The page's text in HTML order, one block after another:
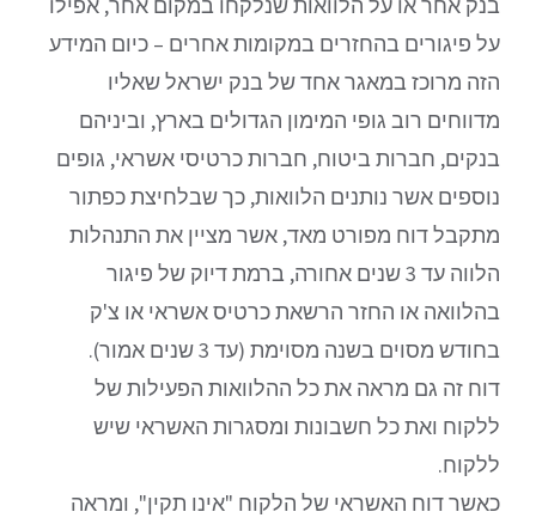
על פיגורים בהחזרים במקומות אחרים – כיום המידע
הזה מרוכז במאגר אחד של בנק ישראל שאליו
מדווחים רוב גופי המימון הגדולים בארץ, וביניהם
בנקים, חברות ביטוח, חברות כרטיסי אשראי, גופים
נוספים אשר נותנים הלוואות, כך שבלחיצת כפתור
מתקבל דוח מפורט מאד, אשר מציין את התנהלות
הלווה עד 3 שנים אחורה, ברמת דיוק של פיגור
בהלוואה או החזר הרשאת כרטיס אשראי או צ'ק
בחודש מסוים בשנה מסוימת (עד 3 שנים אמור).
דוח זה גם מראה את כל ההלוואות הפעילות של
ללקוח ואת כל חשבונות ומסגרות האשראי שיש
ללקוח.
כאשר דוח האשראי של הלקוח "אינו תקין", ומראה